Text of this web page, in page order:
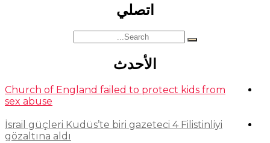
اتصلي
Search
for:
الأحدث
Church of England failed to protect kids from
sex abuse
İsrail güçleri Kudüs’te biri gazeteci 4 Filistinliyi
gözaltına aldı